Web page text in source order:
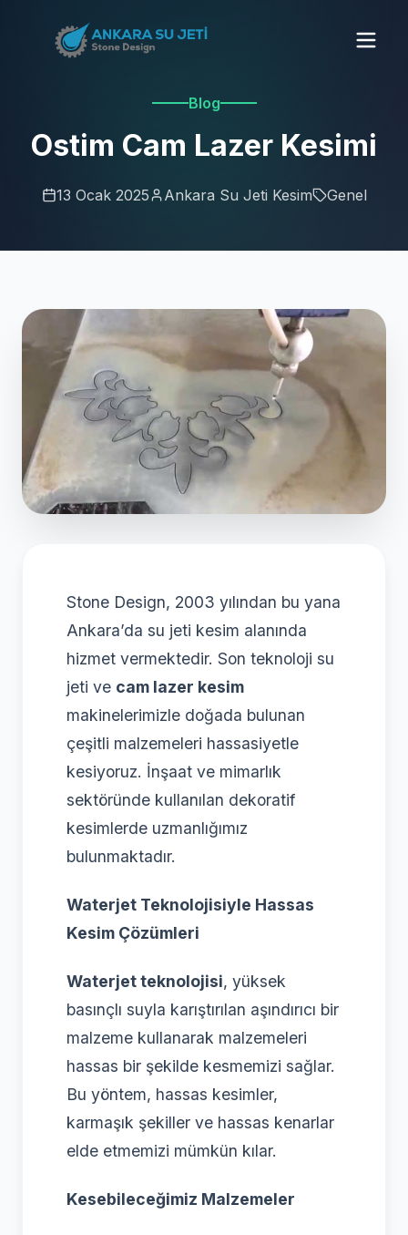
Blog
Ostim Cam Lazer Kesimi
13 Ocak 2025 Ankara Su Jeti Kesim Genel
Stone Design, 2003 yılından bu yana
Ankara’da su jeti kesim alanında
hizmet vermektedir. Son teknoloji su
jeti ve cam lazer kesim
makinelerimizle doğada bulunan
çeşitli malzemeleri hassasiyetle
kesiyoruz. İnşaat ve mimarlık
sektöründe kullanılan dekoratif
kesimlerde uzmanlığımız
bulunmaktadır.
Waterjet Teknolojisiyle Hassas
Kesim Çözümleri
Waterjet teknolojisi, yüksek
basınçlı suyla karıştırılan aşındırıcı bir
malzeme kullanarak malzemeleri
hassas bir şekilde kesmemizi sağlar.
Bu yöntem, hassas kesimler,
karmaşık şekiller ve hassas kenarlar
elde etmemizi mümkün kılar.
Kesebileceğimiz Malzemeler